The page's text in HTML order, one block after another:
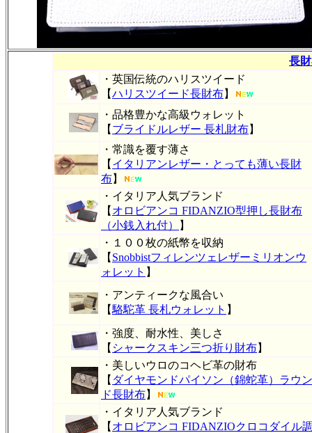
長
・英国伝統のハリスツイード
【ハリスツイード長財布】
・品格豊かな高級ウォレット
【 ブライドルレザー 長札財布】
・常識を覆す薄さ
【 イタリアンレザー・とっても薄い長財
布】
・イタリア人気ブランド
【 オロビアンコ FIDANZIO型押し長財布
（小銭入れ付）
】
・１００枚の紙幣を収納
【 Snobbistフィレンツェレザーミリオンウ
ォレット 】
・アンティークな風合い
【駱駝革 長札ウォレット 】
・強度、耐水性、美しさ
【 シャークスキン三つ折り財布】
・美しいウロのコヘビ革の財布
【 ダイヤモンドパイソン（錦蛇革）ラウン
ド長財布】
・イタリア人気ブランド
【 オロビアンコ FIDANZIOクロコダイル